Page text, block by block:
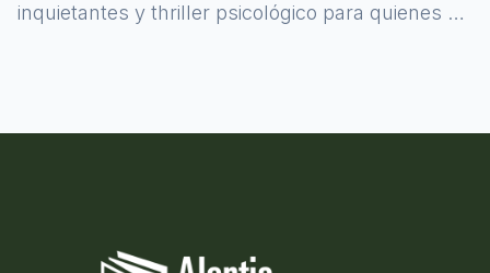
inquietantes y thriller psicológico para quienes se